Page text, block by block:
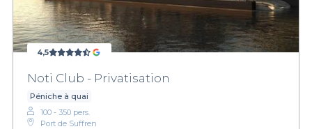
4,5
Noti Club - Privatisation
Péniche à quai
100 - 350 pers.
Port de Suffren